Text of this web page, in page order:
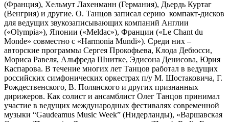
(Франция), Хельмут Лахенманн (Германия), Дьердь Куртаг
(Венгрия) и другие. О. Танцов записал серию компакт-дисков
для ведущих звукозаписывающих компаний Англии
(«Olympia»), Японии («Meldac»), Франции («Le Chant du
Monde» совместно с «Harmonia Mundi»). Среди них –
авторские программы Сергея Прокофьева, Клода Дебюсси,
Мориса Равеля, Альфреда Шнитке, Эдисона Денисова, Юрия
Каспарова. В течение многих лет Танцов работал в ведущих
российских симфонических оркестрах п/у М. Шостаковича, Г.
Рождественского, В. Полянского и других признанных
дирижеров. Как солист и ансамблист Олег Танцов принимал
участие в ведущих международных фестивалях современной
музыки “Gaudeamus Music Week” (Нидерланды), «Варшавская